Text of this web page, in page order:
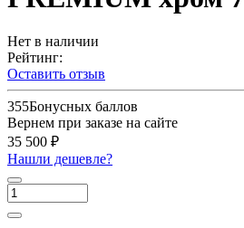
Нет в наличии
Рейтинг:
Оставить отзыв
355Бонусных баллов
Вернем при заказе на сайте
35 500 ₽
Нашли дешевле?